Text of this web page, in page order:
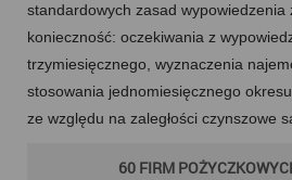
standardowych zasad
konieczność: oczekiwania z
trzymiesięcznego, wyznaczenia
stosowania jednomiesięcznego
ze względu na zaległości czynszowe
60 FIRM